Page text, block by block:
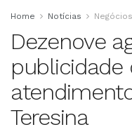
Home Notícias Negócios
Dezenove
publicidade
Teresina